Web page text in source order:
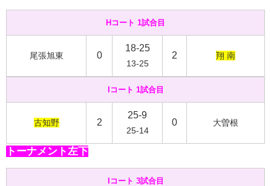
Hコート 1試合目
尾張旭東 0
18-25
13-25
2 翔 南
Iコート 1試合目
古知野 2
25-9
25-14
0 大曽根
トーナメント左下
Iコート 3試合目